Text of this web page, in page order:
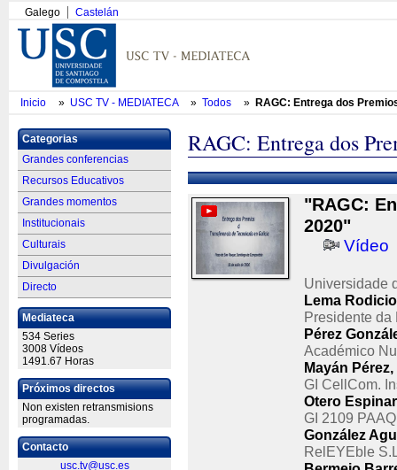
Galego Castelán
Inicio » USC TV - MEDIATECA » Todos » RAGC: Entrega dos
Categorias
Grandes conferencias
Recursos Educativos
Grandes momentos
Institucionais
Culturais
Divulgación
Directo
Mediateca
534 Series
3008 Vídeos
1491.67 Horas
Próximos directos
Non existen retransmisions
programadas.
Contacto
usc.tv@usc.es
RAGC: Entrega dos
"RAGC:
2020"
Vídeo
Universidade
Lema
Presidente da
Pérez
Académico
Mayán Pérez,
GI CellCom.
Otero
GI 2109
González
RelEYEble